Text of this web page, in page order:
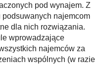
pod wynajem. Z
najemcom
dla nich rozwiązania.
wprowadzające
najemców za
wspólnych (w razie